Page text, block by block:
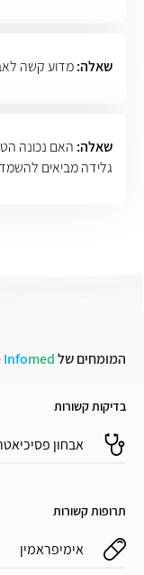
שאלה:מדוע קשה
שאלה: האם נכונה
גלידה מביאים
המומחים של Infomed
בדיקות קשורות
אבחון
תרופות קשורות
אימיפראמין